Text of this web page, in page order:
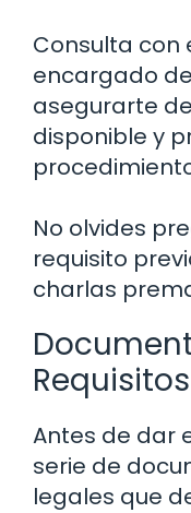
Consulta con
encargado
asegurarte
disponible y
No olvides
requisito
charlas
Antes de dar
serie de
legales que